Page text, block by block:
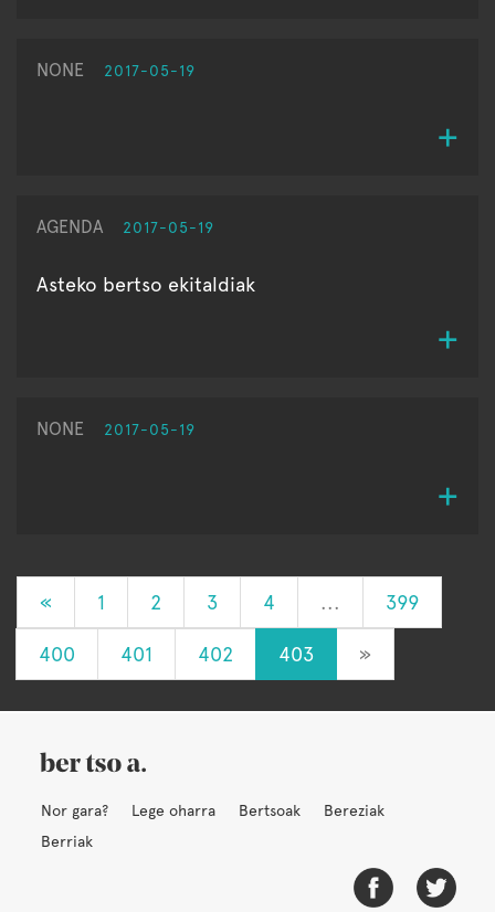
NONE 2017-05-19
AGENDA 2017-05-19
Asteko bertso ekitaldiak
NONE 2017-05-19
« 1 2 3 4 ... 399
400 401 402 403 »
Nor gara? Lege oharra Bertsoak
Bereziak
Berriak